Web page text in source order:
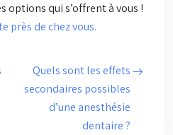
options qui s’offrent à vous !
près de chez vous.
Quels sont les effets
secondaires possibles
d’une anesthésie
dentaire ?